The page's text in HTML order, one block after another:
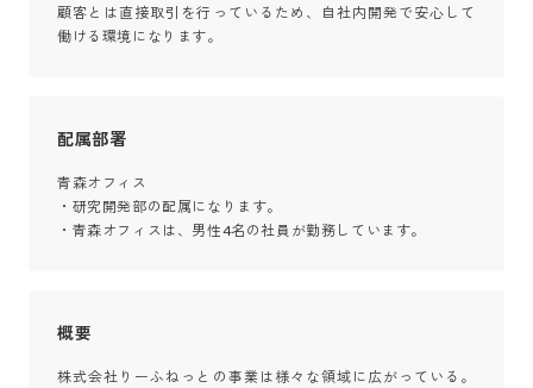
顧客とは直接取引を行っているため、自社内開発で安心して
働ける環境になります。
配属部署
青森オフィス
・研究開発部の配属になります。
・青森オフィスは、男性4名の社員が勤務しています。
概要
株式会社りーふねっとの事業は様々な領域に広がっている。